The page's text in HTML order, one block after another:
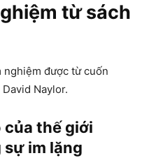
từ sách
nghiệm được từ cuốn
David Naylor.
của thế giới
im lặng